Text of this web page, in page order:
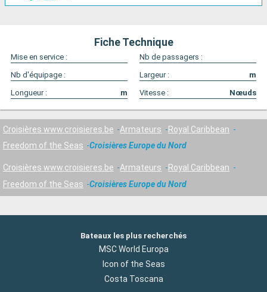
Fiche Technique
Mise en service :
Nb de passagers :
Nb d'équipage :
Largeur :
m
Longueur :
m Vitesse : Nœuds
Croisières www.croisieres.be Armateurs
Royal Caribbean
Freedom of the Seas
Croisières Europe du Nord
Croisières www.croisieres.be Armateurs
Royal Caribbean
Freedom of the Seas
Croisières Europe du Nord
Bateaux les plus recherchés
MSC World Europa
Icon of the Seas
Costa Toscana